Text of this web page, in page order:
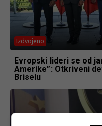
Izdvojeno
Evropski lideri se od
Amerike”: Otkriveni
Briselu